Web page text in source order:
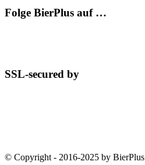
Folge BierPlus auf …
SSL-secured by
© Copyright - 2016-2025 by BierPlus